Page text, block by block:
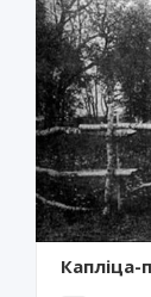
Капліца-